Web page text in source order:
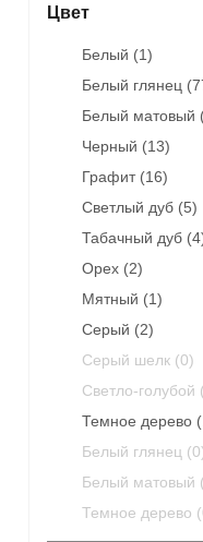
Цвет
Белый (1)
Белый глянец (
Белый матовый
Черный (13)
Графит (16)
Светлый дуб (5)
Табачный дуб (4
Орех (2)
Мятный (1)
Серый (2)
Серый шелк (0)
Светло-голубой (
Темное дерево (
Белый глянец (0
Белый матовый (
Темное дерево (